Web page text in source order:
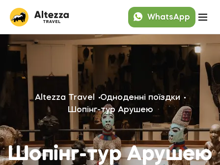
WhatsApp
Altezza Travel
Одноденні поїздки
Шопінг-тур Арушею
Шопінг-тур Арушею